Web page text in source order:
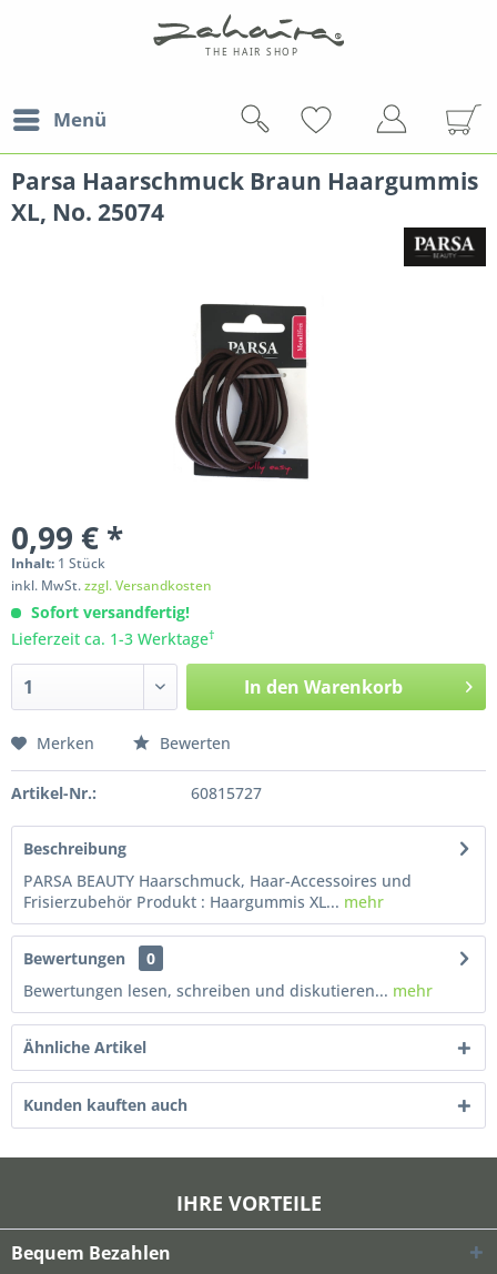
Menü
Parsa Haarschmuck Braun Haargummis
XL, No. 25074
0,99 € *
Inhalt: 1 Stück
inkl. MwSt.zzgl. Versandkosten
Sofort versandfertig!
Lieferzeit ca. 1-3 Werktage†
In den Warenkorb
Merken Bewerten
Artikel-Nr.: 60815727
Beschreibung
PARSA BEAUTY Haarschmuck, Haar-Accessoires und
Frisierzubehör Produkt : Haargummis XL... mehr
Bewertungen
0
Bewertungen lesen, schreiben und diskutieren... mehr
Ähnliche Artikel
Kunden kauften auch
IHRE VORTEILE
Bequem Bezahlen